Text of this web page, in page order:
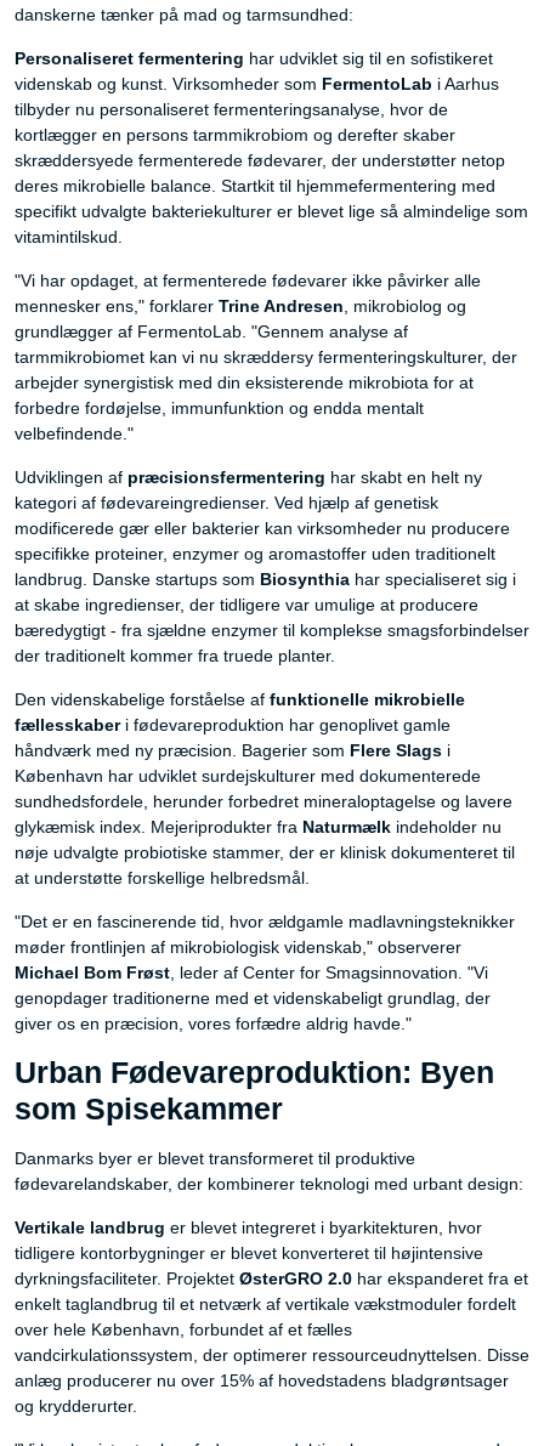
danskerne tænker på mad og tarmsundhed:
Personaliseret fermentering har udviklet sig til en sofistikeret
videnskab og kunst. Virksomheder som FermentoLab i Aarhus
tilbyder nu personaliseret fermenteringsanalyse, hvor de
kortlægger en persons tarmmikrobiom og derefter skaber
skræddersyede fermenterede fødevarer, der understøtter netop
deres mikrobielle balance. Startkit til hjemmefermentering med
specifikt udvalgte bakteriekulturer er blevet lige så almindelige som
vitamintilskud.
"Vi har opdaget, at fermenterede fødevarer ikke påvirker alle
mennesker ens," forklarer Trine Andresen , mikrobiolog og
grundlægger af FermentoLab. "Gennem analyse af
tarmmikrobiomet kan vi nu skræddersy fermenteringskulturer, der
arbejder synergistisk med din eksisterende mikrobiota for at
forbedre fordøjelse, immunfunktion og endda mentalt
velbefindende."
Udviklingen af præcisionsfermentering har skabt en helt ny
kategori af fødevareingredienser. Ved hjælp af genetisk
modificerede gær eller bakterier kan virksomheder nu producere
specifikke proteiner, enzymer og aromastoffer uden traditionelt
landbrug. Danske startups som Biosynthia har specialiseret sig i
at skabe ingredienser, der tidligere var umulige at producere
bæredygtigt - fra sjældne enzymer til komplekse smagsforbindelser
der traditionelt kommer fra truede planter.
Den videnskabelige forståelse af funktionelle mikrobielle
fællesskaberi fødevareproduktion har genoplivet gamle
håndværk med ny præcision. Bagerier som Flere Slags i
København har udviklet surdejskulturer med dokumenterede
sundhedsfordele, herunder forbedret mineraloptagelse og lavere
glykæmisk index. Mejeriprodukter fra Naturmælk indeholder nu
nøje udvalgte probiotiske stammer, der er klinisk dokumenteret til
at understøtte forskellige helbredsmål.
"Det er en fascinerende tid, hvor ældgamle madlavningsteknikker
møder frontlinjen af mikrobiologisk videnskab," observerer
Michael Bom Frøst , leder af Center for Smagsinnovation. "Vi
genopdager traditionerne med et videnskabeligt grundlag, der
giver os en præcision, vores forfædre aldrig havde."
Urban Fødevareproduktion: Byen
som Spisekammer
Danmarks byer er blevet transformeret til produktive
fødevarelandskaber, der kombinerer teknologi med urbant design:
Vertikale landbrug er blevet integreret i byarkitekturen, hvor
tidligere kontorbygninger er blevet konverteret til højintensive
dyrkningsfaciliteter. Projektet ØsterGRO 2.0 har ekspanderet fra et
enkelt taglandbrug til et netværk af vertikale vækstmoduler fordelt
over hele København, forbundet af et fælles
vandcirkulationssystem, der optimerer ressourceudnyttelsen. Disse
anlæg producerer nu over 15% af hovedstadens bladgrøntsager
og krydderurter.